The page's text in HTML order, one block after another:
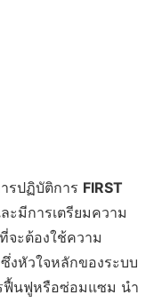
รปฏิบัติการ FIRST
มีการเตรียมความ
ะต้องใช้ความ
งหัวใจหลักของระบบ
ฟื้นฟูหรือซ่อมแซม นำ